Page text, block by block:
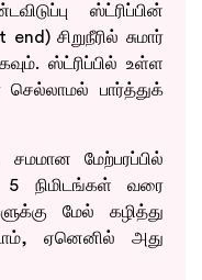
ஸ்ட்ரிப்பின்
சிறுநீரில் சுமார்
ஸ்ட்ரிப்பில் உள்ள
செல்லாமல் பார்த்துக்
சமமான மேற்பரப்பில்
5 நிமிடங்கள் வரை
மேல் கழித்து
ஏனெனில் அது